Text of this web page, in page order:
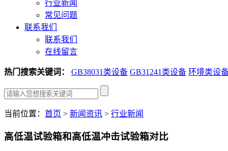
行业新闻
常见问题
联系我们
联系我们
在线留言
热门搜索关键词： GB38031类设备 GB31241类设备 环境类设
当前位置： 首页 > 新闻资讯 > 行业新闻
高低温试验箱和高低温冲击试验箱对比